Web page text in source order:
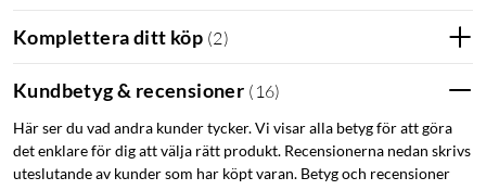
Reducerar ljud med upp till 98 %
Space A40 har ett uppgraderat brusreduceringssystem som
kommer du alltid att ha det utrymme du behöver för att
fokusera.
Space A40 upptäcker externa ljud och väljer automatiskt en
Komplettera ditt köp (2)
Kundbetyg & recensioner ( 16)
Här ser du vad andra kunder tycker. Vi visar alla betyg för att göra
det enklare för dig att välja rätt produkt. Recensionerna nedan skrivs
uteslutande av kunder som har köpt varan. Betyg och recensioner